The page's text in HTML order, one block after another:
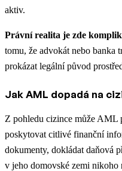
aktiv.
Právní realita je zde
tomu, že advokát nebo banka
prokázat legální původ
Jak AML dopadá na
Z pohledu cizince může AML
poskytovat citlivé finanční
dokumenty, dokládat daňová
v jeho domovské zemi nikoho